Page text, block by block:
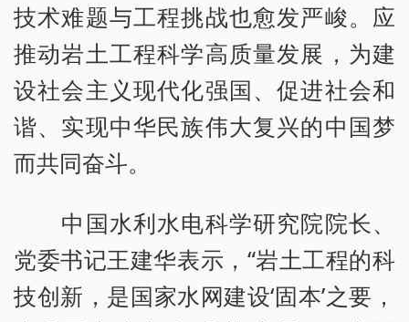
技术难题与工程挑战也愈发严峻。应
推动岩土工程科学高质量发展，为建
设社会主义现代化强国、促进社会和
谐、实现中华民族伟大复兴的中国梦
而共同奋斗。
中国水利水电科学研究院院长、
党委书记王建华表示，“岩土工程的科
技创新，是国家水网建设‘固本’之要，